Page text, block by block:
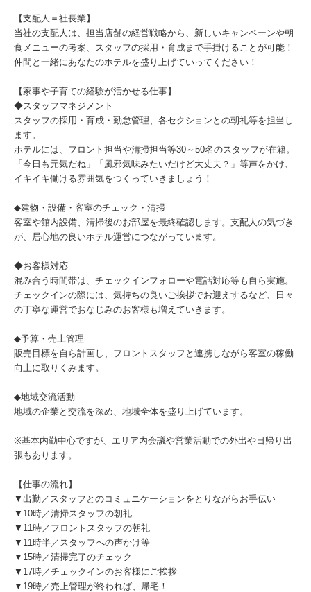
【支配人＝社長業】
当社の支配人は、担当店舗の経営戦略から、新しいキャンペーンや朝
食メニューの考案、スタッフの採用・育成まで手掛けることが可能！
仲間と一緒にあなたのホテルを盛り上げていってください！
【家事や子育ての経験が活かせる仕事】
◆スタッフマネジメント
スタッフの採用・育成・勤怠管理、各セクションとの朝礼等を担当し
ます。
ホテルには、フロント担当や清掃担当等30～50名のスタッフが在籍。
「今日も元気だね」「風邪気味みたいだけど大丈夫？」等声をかけ、
イキイキ働ける雰囲気をつくっていきましょう！
◆建物・設備・客室のチェック・清掃
客室や館内設備、清掃後のお部屋を最終確認します。支配人の気づき
が、居心地の良いホテル運営につながっています。
◆お客様対応
混み合う時間帯は、チェックインフォローや電話対応等も自ら実施。
チェックインの際には、気持ちの良いご挨拶でお迎えするなど、日々
の丁寧な運営でおなじみのお客様も増えていきます。
◆予算・売上管理
販売目標を自ら計画し、フロントスタッフと連携しながら客室の稼働
向上に取りくみます。
◆地域交流活動
地域の企業と交流を深め、地域全体を盛り上げています。
※基本内勤中心ですが、エリア内会議や営業活動での外出や日帰り出
張もあります。
【仕事の流れ】
▼出勤／スタッフとのコミュニケーションをとりながらお手伝い
▼10時／清掃スタッフの朝礼
▼11時／フロントスタッフの朝礼
▼11時半／スタッフへの声かけ等
▼15時／清掃完了のチェック
▼17時／チェックインのお客様にご挨拶
▼19時／売上管理が終われば、帰宅！